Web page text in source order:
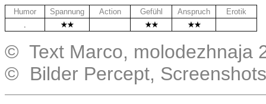
Humor Spannung Action Gefühl Anspruch
Erotik
.
© Text Marco, molodezhnaja
© Bilder Percept,